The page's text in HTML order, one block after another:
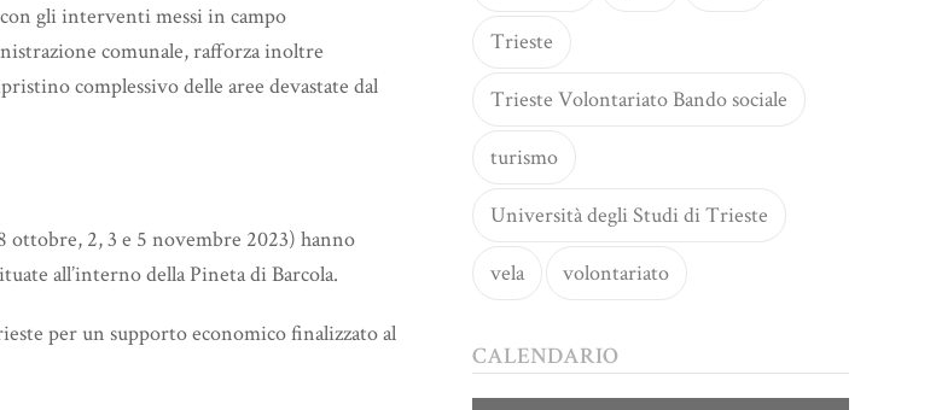
gli interventi messi in campo
comunale, rafforza inoltre
complessivo delle aree devastate dal
ottobre, 2, 3 e 5 novembre 2023) hanno
all’interno della Pineta di Barcola.
per un supporto economico finalizzato al
Trieste
Trieste Volontariato Bando sociale
turismo
Università degli Studi di Trieste
vela volontariato
CALENDARIO